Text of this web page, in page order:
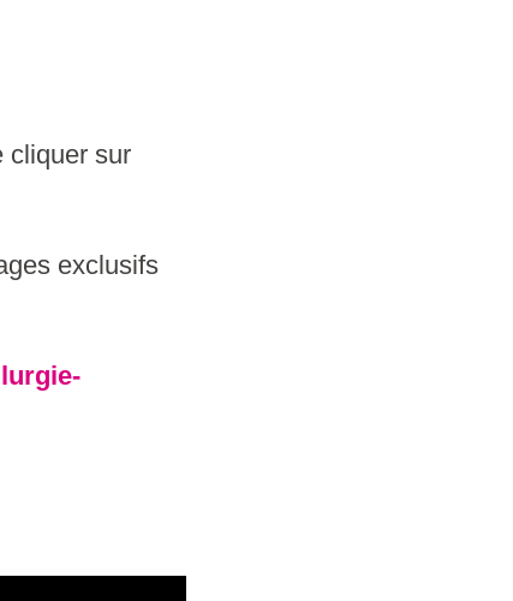
cliquer sur
exclusifs